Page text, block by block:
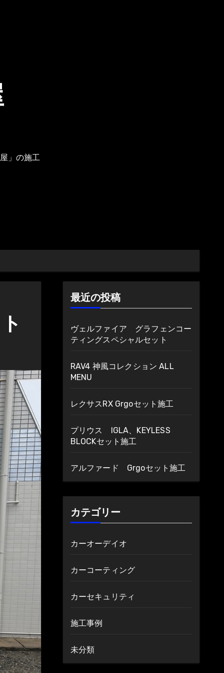
」の施工
最近の投稿
ヴェルファイア グラフェンコー
ティングスペシャルセット
RAV4 神風コレクション ALL
MENU
レクサスRX Grgoセット施工
プリウス IGLA、KEYLESS
BLOCKセット施工
アルファード Grgoセット施工
カテゴリー
カーオーデイオ
カーコーティング
カーセキュリティ
施工事例
未分類